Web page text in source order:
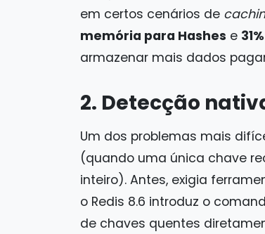
em certos cenários de
memória para Hashes e
armazenar mais dados
2. Detecção
Um dos problemas mais
(quando uma única chave
inteiro). Antes, exigia
o Redis 8.6 introduz o
de chaves quentes